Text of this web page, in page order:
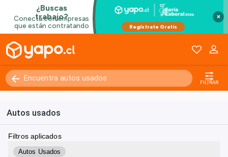
×
FILTRAR
Autos usados
Filtros aplicados
Autos Usados